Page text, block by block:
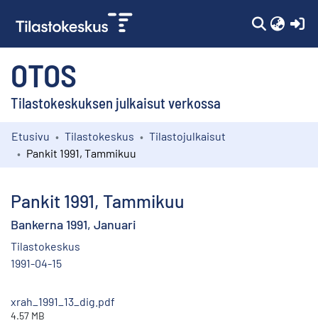
OTOS
Tilastokeskuksen julkaisut verkossa
Kokoelmat
Etusivu Tilastokeskus
Tilastojulkaisut
Pankit 1991, Tammikuu
Pankit 1991, Tammikuu
Bankerna 1991, Januari
Tilastokeskus
1991-04-15
xrah_1991_13_dig.pdf
4.57 MB